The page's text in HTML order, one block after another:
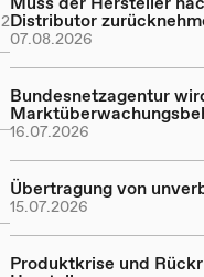
2Distributor
07.08.2026
Bundesnetzagentur
16.07.2026
Übertragung von
15.07.2026
Produktkrise und